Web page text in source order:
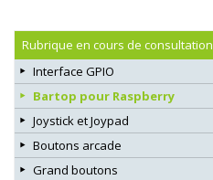
Rubrique en cours de consultation
Interface GPIO
Bartop pour Raspberry
Joystick et Joypad
Boutons arcade
Grand boutons